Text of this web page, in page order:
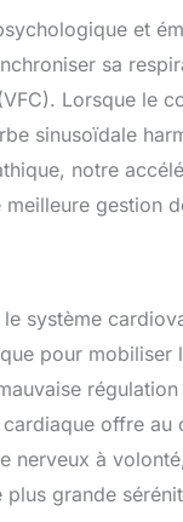
et
sa
Lorsque le
sinusoïdale
notre
gestion
système
pour mobiliser
régulation
offre
nerveux à
grande